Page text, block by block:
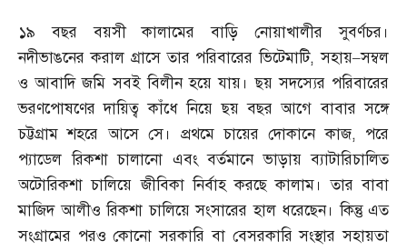
১৯ বছর বয়সী কালামের বাড়ি নোয়াখালীর সুবর্ণচর।
নদীভাঙনের করাল গ্রাসে তার পরিবারের ভিটেমাটি,সহায়–সম্বল
ও আবাদি জমি সবই বিলীন হয়ে যায়। ছয় সদস্যের পরিবারের
ভরণপোষণের দায়িত্ব কাঁধে নিয়ে ছয় বছর আগে বাবার সঙ্গে
চট্টগ্রাম শহরে আসে সে। প্রথমে চায়ের দোকানে কাজ, পরে
প্যাডেল রিকশা চালানো এবং বর্তমানে ভাড়ায় ব্যাটারিচালিত
অটোরিকশা চালিয়ে জীবিকা নির্বাহ করছে কালাম। তার বাবা
মাজিদ আলীও রিকশা চালিয়ে সংসারের হাল ধরেছেন। কিন্তু এত
সংগ্রামের পরও কোনো সরকারি বা বেসরকারি সংস্থার সহায়তা